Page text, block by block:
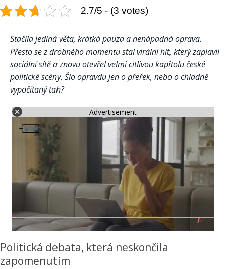
2.7/5 - (3 votes)
Stačila jediná věta, krátká pauza a nenápadná oprava.
Přesto se z drobného momentu stal virální hit, který zaplavil
sociální sítě a znovu otevřel velmi citlivou kapitolu české
politické scény. Šlo opravdu jen o přeřek, nebo o chladně
vypočítaný tah?
Advertisement
Politická debata, která neskončila
zapomenutím